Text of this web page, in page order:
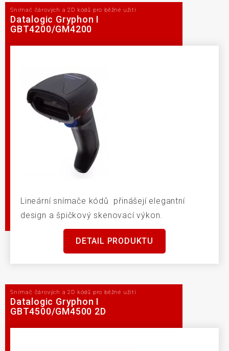
Snímač čárových a 2D kódů pro běžné užití
Datalogic Gryphon I
GBT4200/GM4200
Lineární snímače kódů přinášejí elegantní
design a špičkový skenovací výkon.
DETAIL PRODUKTU
Snímač čárových a 2D kódů pro běžné užití
Datalogic Gryphon I
GBT4500/GM4500 2D